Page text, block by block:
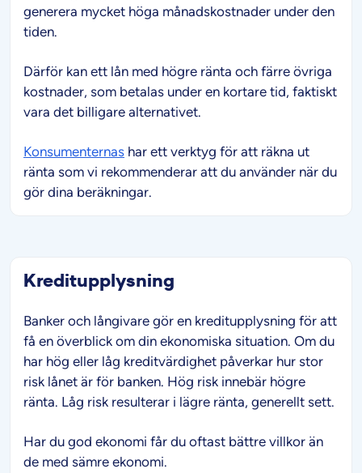
generera mycket höga månadskostnader under den
tiden.
Därför kan ett lån med högre ränta och färre övriga
kostnader, som betalas under en kortare tid, faktiskt
vara det billigare alternativet.
Konsumenternas har ett verktyg för att räkna ut
ränta som vi rekommenderar att du använder när du
gör dina beräkningar.
Kreditupplysning
Banker och långivare gör en kreditupplysning för att
få en överblick om din ekonomiska situation. Om du
har hög eller låg kreditvärdighet påverkar hur stor
risk lånet är för banken. Hög risk innebär högre
ränta. Låg risk resulterar i lägre ränta, generellt sett.
Har du god ekonomi får du oftast bättre villkor än
de med sämre ekonomi.